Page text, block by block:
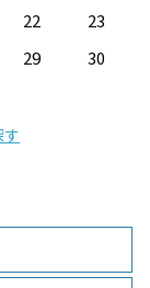
22
23
29
30